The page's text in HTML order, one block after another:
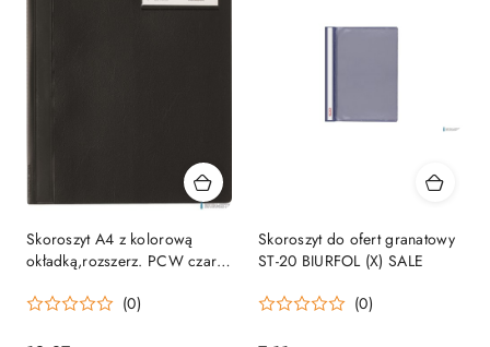
Skoroszyt A4 z kolorową
okładką,rozszerz. PCW czarny
(0)
Skoroszyt do ofert granatowy
ST-20 BIURFOL (X) SALE
(0)